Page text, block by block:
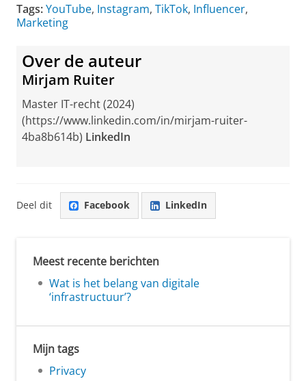
Tags:YouTube, Instagram, TikTok, Influencer,
Marketing
Over de auteur
Mirjam Ruiter
Master IT-recht (2024)
(https://www.linkedin.com/in/mirjam-ruiter-
4ba8b614b) LinkedIn
Deel dit Facebook LinkedIn
Meest recente berichten
Wat is het belang van digitale
‘infrastructuur’?
Mijn tags
Privacy